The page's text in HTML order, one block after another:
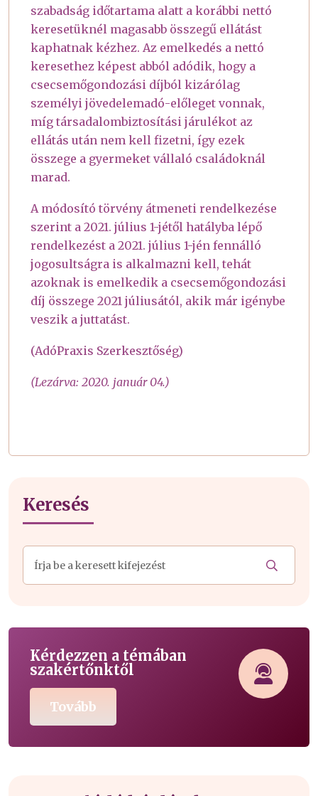
szabadság időtartama alatt a korábbi nettó
keresetüknél magasabb összegű ellátást
kaphatnak kézhez. Az emelkedés a nettó
keresethez képest abból adódik, hogy a
csecsemőgondozási díjból kizárólag
személyi jövedelemadó-előleget vonnak,
míg társadalombiztosítási járulékot az
ellátás után nem kell fizetni, így ezek
összege a gyermeket vállaló családoknál
marad.
A módosító törvény átmeneti rendelkezése
szerint a 2021. július 1-jétől hatályba lépő
rendelkezést a 2021. július 1-jén fennálló
jogosultságra is alkalmazni kell, tehát
azoknak is emelkedik a csecsemőgondozási
díj összege 2021 júliusától, akik már igénybe
veszik a juttatást.
(AdóPraxis Szerkesztőség)
(Lezárva: 2020. január 04.)
Keresés
Kérdezzen a témában
szakértőnktől
Tovább